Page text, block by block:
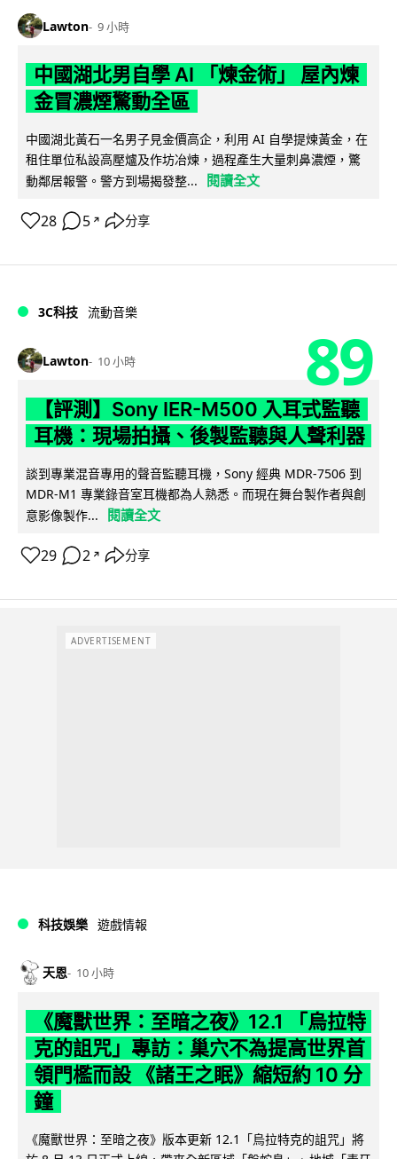
Lawton 9 小時
中國湖北男自學 AI 「煉金術」 屋內煉
金冒濃煙驚動全區
中國湖北黃石一名男子見金價高企，利用 AI 自學提煉黃金，在
租住單位私設高壓爐及作坊冶煉，過程產生大量刺鼻濃煙，驚
動鄰居報警。警方到場揭發整...
閱讀全文
28 5 ↗ 分享
3C科技 流動音樂
Lawton 10 小時 89
【評測】Sony IER-M500 入耳式監聽
耳機：現場拍攝、後製監聽與人聲利器
談到專業混音專用的聲音監聽耳機，Sony 經典 MDR-7506 到
MDR-M1 專業錄音室耳機都為人熟悉。而現在舞台製作者與創
意影像製作...
閱讀全文
29 2 ↗ 分享
ADVERTISEMENT
科技娛樂 遊戲情報
天恩 10 小時
《魔獸世界：至暗之夜》12.1 「烏拉特
克的詛咒」專訪：巢穴不為提高世界首
領門檻而設 《諸王之眠》縮短約 10 分
鐘
《魔獸世界：至暗之夜》版本更新 12.1「烏拉特克的詛咒」將